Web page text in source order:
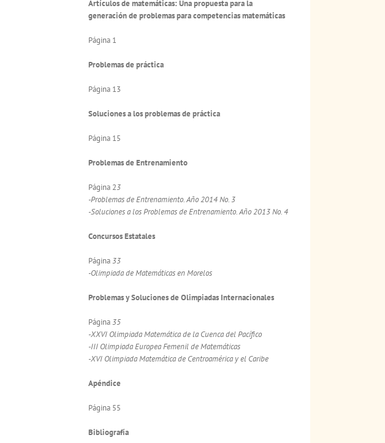
Artículos de matemáticas: Una propuesta para la
generación de problemas para competencias matemáticas
Página 1
Problemas de práctica
Página 13
Soluciones a los problemas de práctica
Página 15
Problemas de Entrenamiento
Página 23
-Problemas de Entrenamiento. Año 2014 No. 3
-Soluciones a los Problemas de Entrenamiento. Año 2013 No. 4
Concursos Estatales
Página33
-Olimpiada de Matemáticas en Morelos
Problemas y Soluciones de Olimpiadas Internacionales
Página35
-XXVI Olimpiada Matemática de la Cuenca del Pacífico
-III Olimpiada Europea Femenil de Matemáticas
-XVI Olimpiada Matemática de Centroamérica y el Caribe
Apéndice
Página 55
Bibliografía